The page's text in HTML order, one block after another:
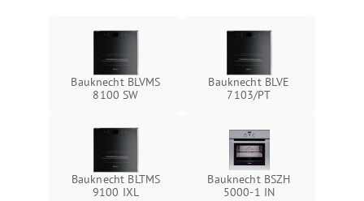
Bauknecht BLVMS
8100 SW
Bauknecht BLVE
7103/PT
Bauknecht BLTMS
9100 IXL
Bauknecht BSZH
5000-1 IN